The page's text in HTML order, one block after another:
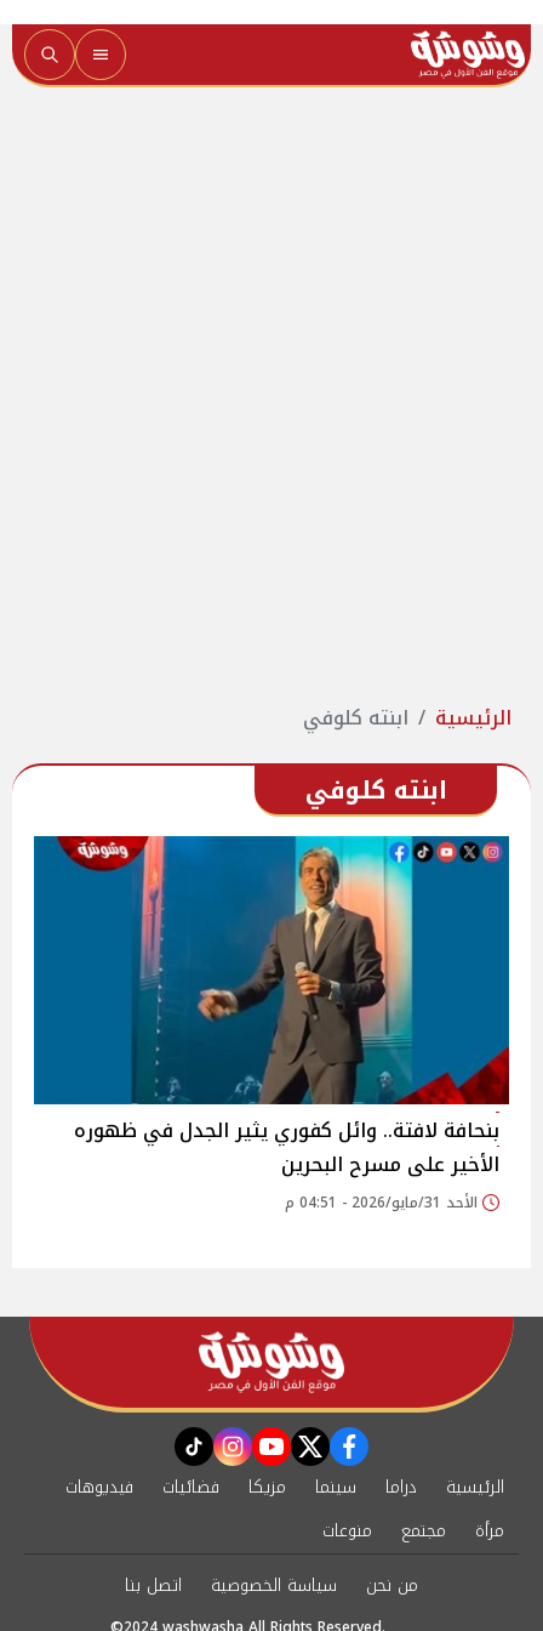
الرئيسية ابنته كلوفي
ابنته كلوفي
بنحافة لافتة.. وائل كفوري يثير الجدل في ظهوره
الأخير على مسرح البحرين
الأحد 31/مايو/2026 - 04:51 م
facebook
twitter
youtube
instagram
tiktok
الرئيسية دراما سينما مزيكا فضائيات
فيديوهات
مرأة
مجتمع
منوعات
من نحن
سياسة الخصوصية اتصل بنا